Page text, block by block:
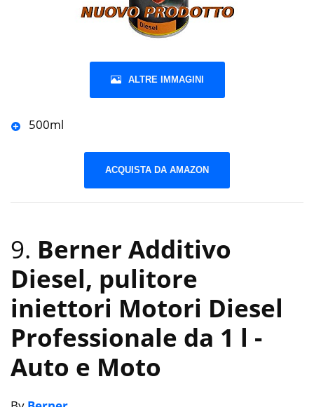
ALTRE IMMAGINI
500ml
ACQUISTA DA AMAZON
9. Berner Additivo
Diesel, pulitore
iniettori Motori Diesel
Professionale da 1 l -
Auto e Moto